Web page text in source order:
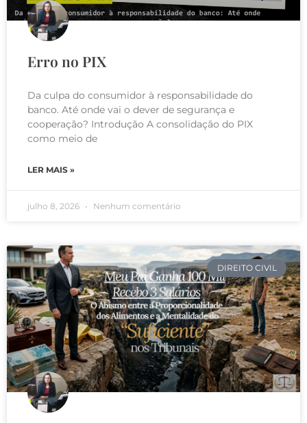
Erro no PIX
Da culpa do consumidor à responsabilidade do
banco. Até onde vai o dever de segurança e
cooperação? Introdução A consolidação do PIX
como meio de
LER MAIS »
julho 8, 2026 Nenhum comentário
DIREITO CIVIL